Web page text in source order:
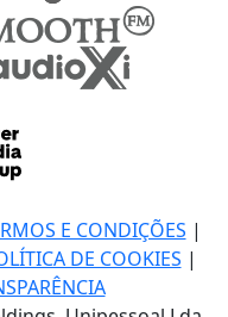
E CONDIÇÕES |
DE COOKIES |